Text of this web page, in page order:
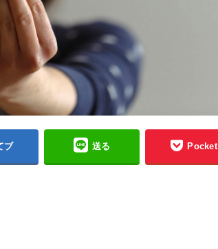
ブ 送る Pocket